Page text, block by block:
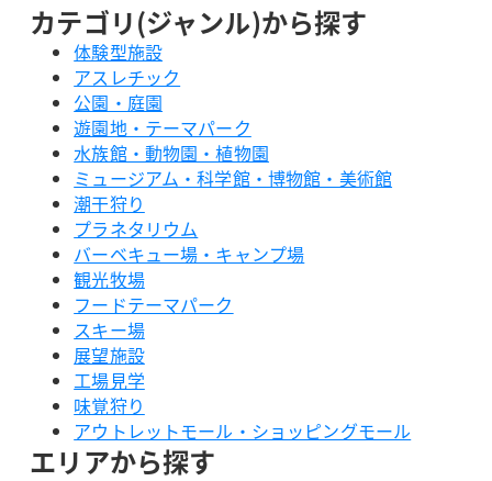
カテゴリ(ジャンル)から探す
体験型施設
アスレチック
公園・庭園
遊園地・テーマパーク
水族館・動物園・植物園
ミュージアム・科学館・博物館・美術館
潮干狩り
プラネタリウム
バーベキュー場・キャンプ場
観光牧場
フードテーマパーク
スキー場
展望施設
工場見学
味覚狩り
アウトレットモール・ショッピングモール
エリアから探す